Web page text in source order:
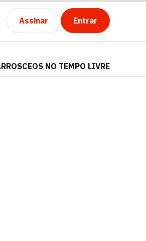
Assinar Entrar
CEOS NO TEMPO LIVRE